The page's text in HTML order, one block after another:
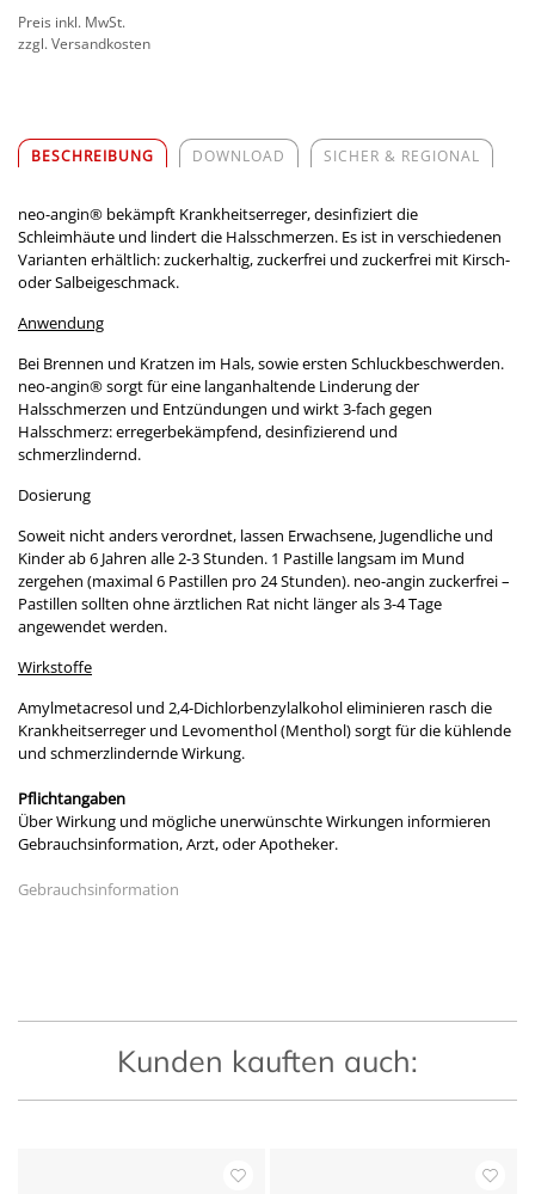
Preis inkl. MwSt.
zzgl. Versandkosten
BESCHREIBUNG DOWNLOAD SICHER & REGIONAL
neo-angin® bekämpft Krankheitserreger, desinfiziert die
Schleimhäute und lindert die Halsschmerzen. Es ist in verschiedenen
Varianten erhältlich: zuckerhaltig, zuckerfrei und zuckerfrei mit Kirsch-
oder Salbeigeschmack.
Anwendung
Bei Brennen und Kratzen im Hals, sowie ersten Schluckbeschwerden.
neo-angin® sorgt für eine langanhaltende Linderung der
Halsschmerzen und Entzündungen und wirkt 3-fach gegen
Halsschmerz: erregerbekämpfend, desinfizierend und
schmerzlindernd.
Dosierung
Soweit nicht anders verordnet, lassen Erwachsene, Jugendliche und
Kinder ab 6 Jahren alle 2-3 Stunden. 1 Pastille langsam im Mund
zergehen (maximal 6 Pastillen pro 24 Stunden). neo-angin zuckerfrei –
Pastillen sollten ohne ärztlichen Rat nicht länger als 3-4 Tage
angewendet werden.
Wirkstoffe
Amylmetacresol und 2,4-Dichlorbenzylalkohol eliminieren rasch die
Krankheitserreger und Levomenthol (Menthol) sorgt für die kühlende
und schmerzlindernde Wirkung.
Pflichtangaben
Über Wirkung und mögliche unerwünschte Wirkungen informieren
Gebrauchsinformation, Arzt, oder Apotheker.
Gebrauchsinformation
Kunden kauften auch: